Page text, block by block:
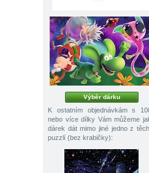
Výběr dárku
K ostatním objednávkám s
nebo více dílky Vám můžeme
dárek dát mimo jiné jedno z
puzzlí (bez krabičky):